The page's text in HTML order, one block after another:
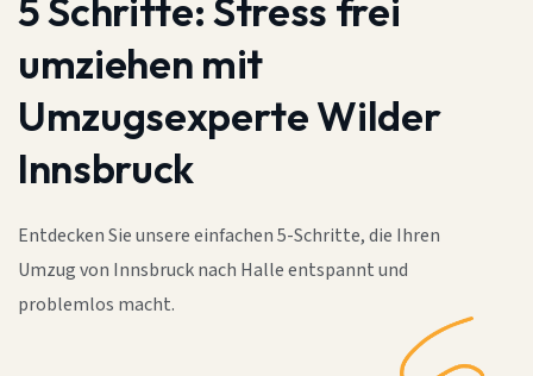
5 Schritte:Stress frei
umziehen mit
Umzugsexperte Wilder
Innsbruck
Entdecken Sie unsere einfachen 5-Schritte, die Ihren
Umzug von Innsbruck nach Halle entspannt und
problemlos macht.